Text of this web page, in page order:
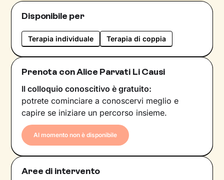
Disponibile per
Terapia individuale Terapia di coppia
Prenota con Alice Parvati Li Causi
Il colloquio conoscitivo è gratuito:
potrete cominciare a conoscervi meglio e
capire se iniziare un percorso insieme.
Al momento non è disponibile
Aree di intervento